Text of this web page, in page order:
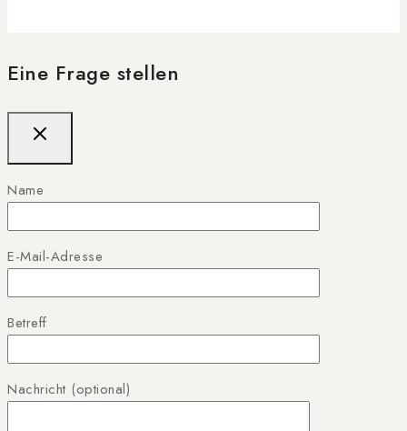
Eine Frage stellen
Name
E-Mail-Adresse
Betreff
Nachricht (optional)